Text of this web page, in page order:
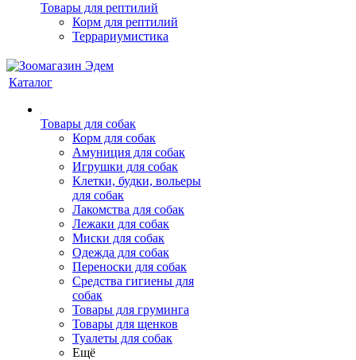
Товары для рептилий
Корм для рептилий
Террариумистика
Каталог
Товары для собак
Корм для собак
Амуниция для собак
Игрушки для собак
Клетки, будки, вольеры
для собак
Лакомства для собак
Лежаки для собак
Миски для собак
Одежда для собак
Переноски для собак
Средства гигиены для
собак
Товары для груминга
Товары для щенков
Туалеты для собак
Ещё